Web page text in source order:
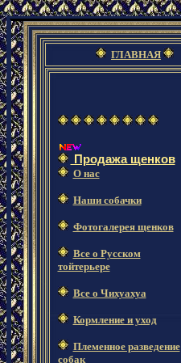
ГЛАВНАЯ
Продажа щенков
О нас
Наши собачки
Фотогалерея щенков
Все о Русском
тойтерьере
Все о Чихуахуа
Кормление и уход
Племенное разведение
собак